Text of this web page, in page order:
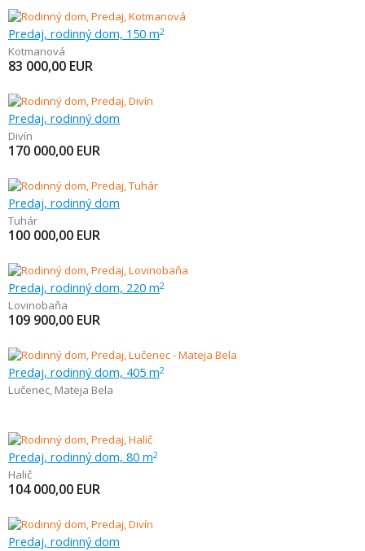
Predaj, rodinný dom, 150 m2
Kotmanová
83 000,00 EUR
Predaj, rodinný dom
Divín
170 000,00 EUR
Predaj, rodinný dom
Tuhár
100 000,00 EUR
Predaj, rodinný dom, 220 m2
Lovinobaňa
109 900,00 EUR
Predaj, rodinný dom, 405 m2
Lučenec, Mateja Bela
Predaj, rodinný dom, 80 m2
Halič
104 000,00 EUR
Predaj, rodinný dom